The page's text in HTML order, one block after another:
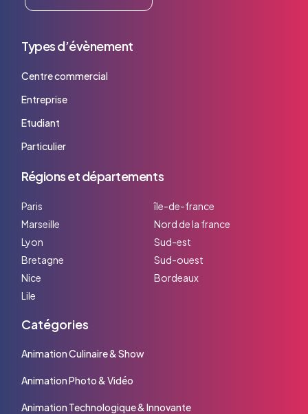
Types d’évènement
Centre commercial
Entreprise
Etudiant
Particulier
Régions et départements
Paris
Marseille
Lyon
Bretagne
Nice
Lile
île-de-france
Nord de la france
Sud-est
Sud-ouest
Bordeaux
Catégories
Animation Culinaire & Show
Animation Photo & Vidéo
Animation Technologique & Innovante